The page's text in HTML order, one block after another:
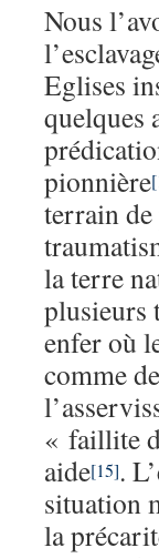
Nous
Eglises
quelques
pionnière
terrain
la terre
plusieurs
enfer où
comme
« faillite
aide[15].
situation
la